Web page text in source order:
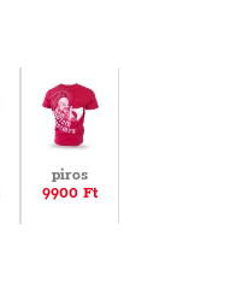
piros
9900 Ft